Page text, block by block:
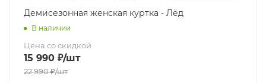
Демисезонная женская куртка - Лёд
В наличии
Цена со скидкой
15 990 ₽/шт
22 990₽/шт